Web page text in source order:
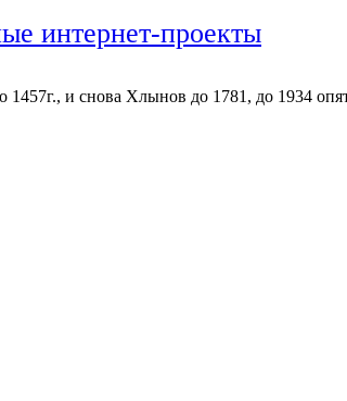
интернет-проекты
и снова Хлынов до 1781, до 1934